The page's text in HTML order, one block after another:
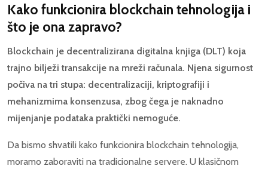
Kako funkcionira blockchain tehnologija i
što je ona zapravo?
Blockchain je decentralizirana digitalna knjiga (DLT) koja
trajno bilježi transakcije na mreži računala. Njena sigurnost
počiva na tri stupa: decentralizaciji, kriptografiji i
mehanizmima konsenzusa, zbog čega je naknadno
mijenjanje podataka praktički nemoguće.
Da bismo shvatili kako funkcionira blockchain tehnologija,
moramo zaboraviti na tradicionalne servere. U klasičnom